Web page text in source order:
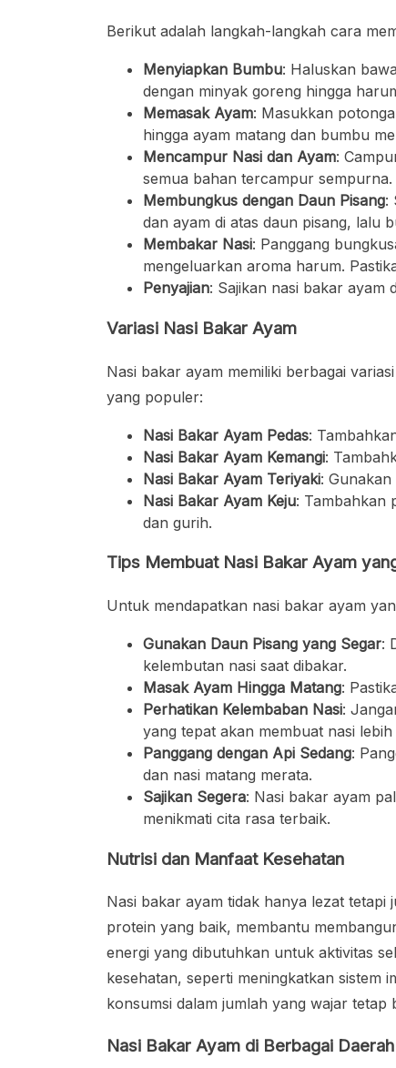
Berikut adalah langkah-langkah cara
Menyiapkan Bumbu: Haluskan
dengan minyak goreng hingga
Memasak Ayam: Masukkan
hingga ayam matang dan bumbu
Mencampur Nasi dan Ayam:
semua bahan tercampur sempurna.
Membungkus dengan Daun Pisang:
dan ayam di atas daun pisang, lalu
Membakar Nasi: Panggang
mengeluarkan aroma harum.
Penyajian: Sajikan nasi bakar ayam
Variasi Nasi Bakar Ayam
Nasi bakar ayam memiliki berbagai
yang populer:
Nasi Bakar Ayam Pedas:
Nasi Bakar Ayam Kemangi:
Nasi Bakar Ayam Teriyaki:
Nasi Bakar Ayam Keju: Tambahkan
dan gurih.
Tips Membuat Nasi Bakar Ayam
Untuk mendapatkan nasi bakar ayam
Gunakan Daun Pisang yang Segar:
kelembutan nasi saat dibakar.
Masak Ayam Hingga Matang:
Perhatikan Kelembaban Nasi:
yang tepat akan membuat nasi
Panggang dengan Api Sedang:
dan nasi matang merata.
Sajikan Segera: Nasi bakar ayam
menikmati cita rasa terbaik.
Nutrisi dan Manfaat Kesehatan
Nasi bakar ayam tidak hanya lezat
protein yang baik, membantu
energi yang dibutuhkan untuk aktivitas
kesehatan, seperti meningkatkan sistem
konsumsi dalam jumlah yang wajar tetap
Nasi Bakar Ayam di Berbagai Daerah